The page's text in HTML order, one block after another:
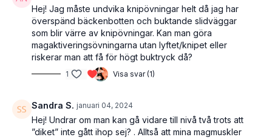
Hej! Jag måste undvika knipövningar helt då jag har
överspänd bäckenbotten och buktande slidväggar
som blir värre av knipövningar. Kan man göra
magaktiveringsövningarna utan lyftet/knipet eller
riskerar man att få för högt buktryck då?
1 Visa svar (1)
Sandra S. januari 04, 2024
Hej! Undrar om man kan gå vidare till nivå två trots att
”diket” inte gått ihop sej? . Alltså att mina magmuskler